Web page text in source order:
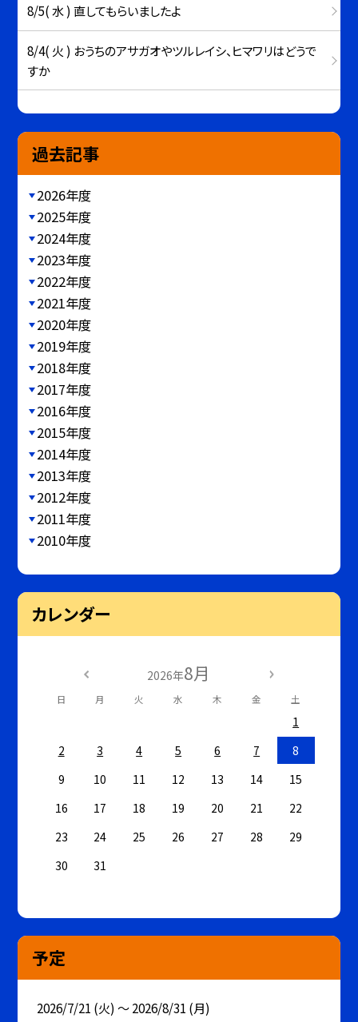
8/5( 水 ) 直してもらいましたよ
8/4( 火 ) おうちのアサガオやツルレイシ、ヒマワリはどうで
すか
過去記事
2026年度
2025年度
2024年度
2023年度
2022年度
2021年度
2020年度
2019年度
2018年度
2017年度
2016年度
2015年度
2014年度
2013年度
2012年度
2011年度
2010年度
カレンダー
2026年8月
日 月 火 水 木 金 土
1
2
3 4 5 6 7
8
9
10 11 12 13 14
15
16
17 18 19 20 21
22
23
24 25 26 27 28
29
30
31
予定
2026/7/21 (火) ～ 2026/8/31 (月)